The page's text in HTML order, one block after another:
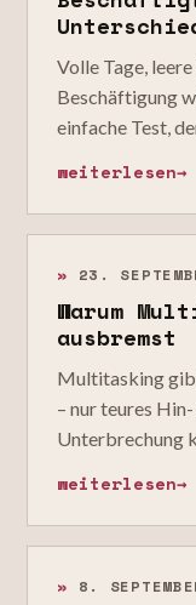
Volle Tage,
Beschäftigung
einfache Test,
weiterlesen→
» 23.
Warum
ausbremst
Multitasking
– nur teures
Unterbrechung
weiterlesen→
» 8.